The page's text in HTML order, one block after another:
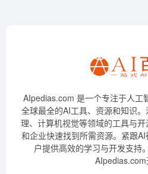
AIpedias.com 是一个专注于人工
全球最全的AI工具、资源和知识
理、计算机视觉等领域的工具与
和企业快速找到所需资源。紧跟
户提供高效的学习与开发支持
AIpedias.com